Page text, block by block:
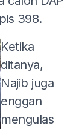
398.
Ketika
ditanya,
Najib juga
enggan
mengulas